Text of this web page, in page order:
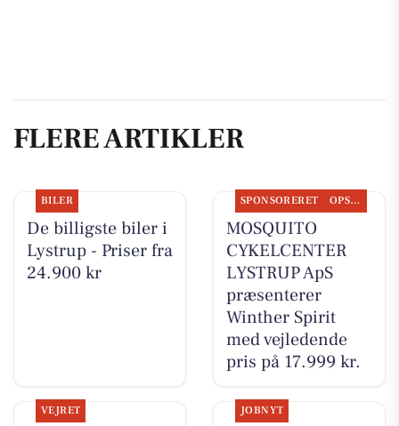
FLERE ARTIKLER
BILER
De billigste biler i
Lystrup - Priser fra
24.900 kr
SPONSORERET OPSLAGSTAVLEN
MOSQUITO
CYKELCENTER
LYSTRUP ApS
præsenterer
Winther Spirit
med vejledende
pris på 17.999 kr.
VEJRET JOBNYT